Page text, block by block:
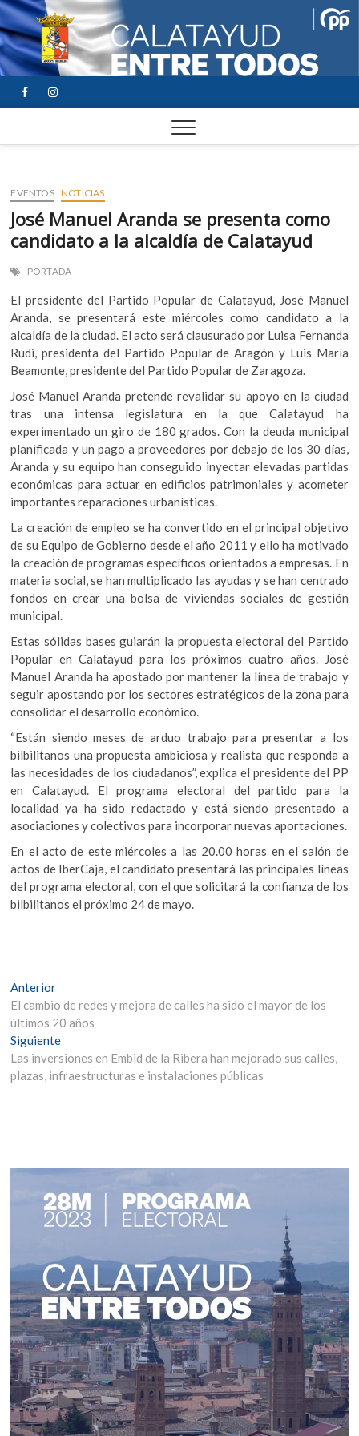
FACEBOOK
YOUTUBE
INSTAGRAM
EVENTOS NOTICIAS
José Manuel Aranda se presenta como
candidato a la alcaldía de Calatayud
PORTADA
El presidente del Partido Popular de Calatayud, José Manuel
Aranda, se presentará este miércoles como candidato a la
alcaldía de la ciudad. El acto será clausurado por Luisa Fernanda
Rudi, presidenta del Partido Popular de Aragón y Luis María
Beamonte, presidente del Partido Popular de Zaragoza.
José Manuel Aranda pretende revalidar su apoyo en la ciudad
tras una intensa legislatura en la que Calatayud ha
experimentado un giro de 180 grados. Con la deuda municipal
planificada y un pago a proveedores por debajo de los 30 días,
Aranda y su equipo han conseguido inyectar elevadas partidas
económicas para actuar en edificios patrimoniales y acometer
importantes reparaciones urbanísticas.
La creación de empleo se ha convertido en el principal objetivo
de su Equipo de Gobierno desde el año 2011 y ello ha motivado
la creación de programas específicos orientados a empresas. En
materia social, se han multiplicado las ayudas y se han centrado
fondos en crear una bolsa de viviendas sociales de gestión
municipal.
Estas sólidas bases guiarán la propuesta electoral del Partido
Popular en Calatayud para los próximos cuatro años. José
Manuel Aranda ha apostado por mantener la línea de trabajo y
seguir apostando por los sectores estratégicos de la zona para
consolidar el desarrollo económico.
“Están siendo meses de arduo trabajo para presentar a los
bilbilitanos una propuesta ambiciosa y realista que responda a
las necesidades de los ciudadanos”, explica el presidente del PP
en Calatayud. El programa electoral del partido para la
localidad ya ha sido redactado y está siendo presentado a
asociaciones y colectivos para incorporar nuevas aportaciones.
En el acto de este miércoles a las 20.00 horas en el salón de
actos de IberCaja, el candidato presentará las principales líneas
del programa electoral, con el que solicitará la confianza de los
bilbilitanos el próximo 24 de mayo.
Navegación
de
entradas
AnteriorEntrada
anterior:
El cambio de redes y mejora de calles ha sido el mayor de los
últimos 20 años
SiguienteEntrada
siguiente:
Las inversiones en Embid de la Ribera han mejorado sus calles,
plazas, infraestructuras e instalaciones públicas